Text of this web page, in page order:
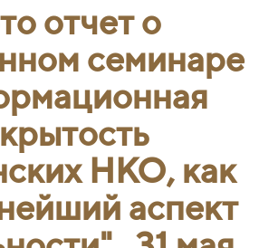
отчет о
семинаре
НКО, как
аспект